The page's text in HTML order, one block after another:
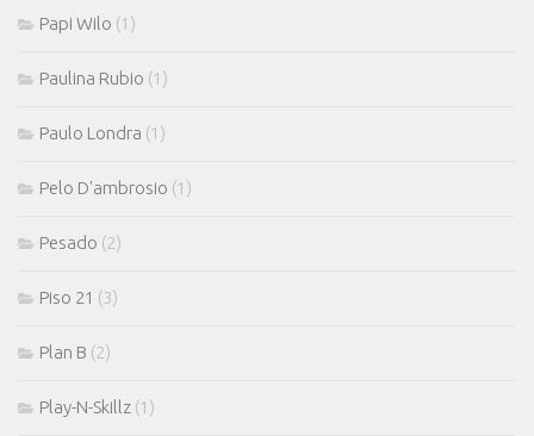
Papi Wilo (1)
Paulina Rubio (1)
Paulo Londra (1)
Pelo D'ambrosio (1)
Pesado (2)
Piso 21 (3)
Plan B (2)
Play-N-Skillz (1)